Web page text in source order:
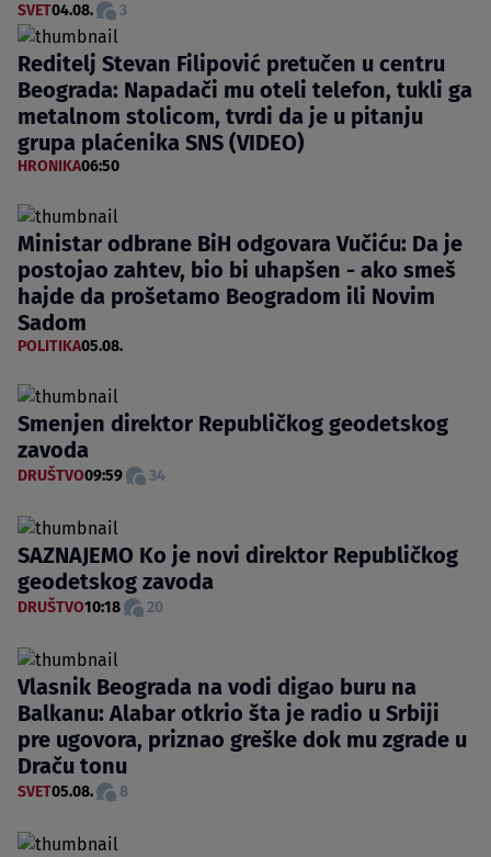
SVET04.08. 3
Reditelj Stevan Filipović pretučen u centru
Beograda: Napadači mu oteli telefon, tukli ga
metalnom stolicom, tvrdi da je u pitanju
grupa plaćenika SNS (VIDEO)
HRONIKA06:50
Ministar odbrane BiH odgovara Vučiću: Da je
postojao zahtev, bio bi uhapšen - ako smeš
hajde da prošetamo Beogradom ili Novim
Sadom
POLITIKA05.08.
Smenjen direktor Republičkog geodetskog
zavoda
DRUŠTVO09:59 34
SAZNAJEMO Ko je novi direktor Republičkog
geodetskog zavoda
DRUŠTVO10:18 20
Vlasnik Beograda na vodi digao buru na
Balkanu: Alabar otkrio šta je radio u Srbiji
pre ugovora, priznao greške dok mu zgrade u
Draču tonu
SVET05.08. 8